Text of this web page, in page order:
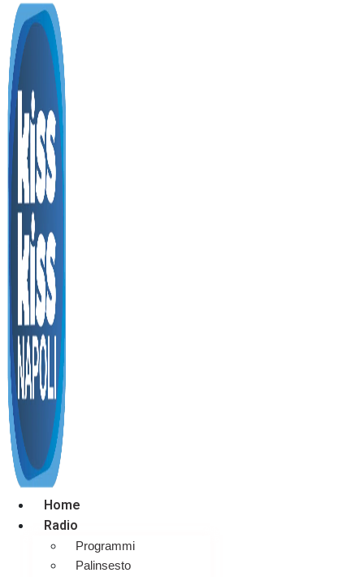
Home
Radio
Programmi
Palinsesto